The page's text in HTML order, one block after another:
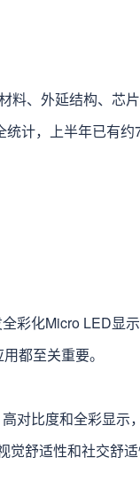
料、外延结构、芯
计，上半年已有
彩化Micro LED显
都至关重要。
对比度和全彩显示
舒适性和社交舒